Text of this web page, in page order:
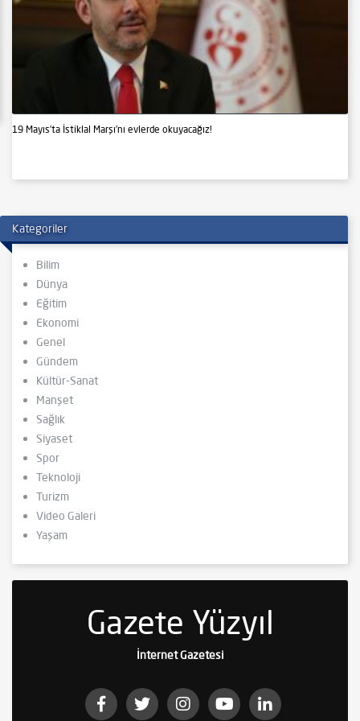
19 Mayıs’ta İstiklal Marşı’nı evlerde okuyacağız!
Kategoriler
Bilim
Dünya
Eğitim
Ekonomi
Genel
Gündem
Kültür-Sanat
Manşet
Sağlık
Siyaset
Spor
Teknoloji
Turizm
Video Galeri
Yaşam
Gazete Yüzyıl
İnternet Gazetesi